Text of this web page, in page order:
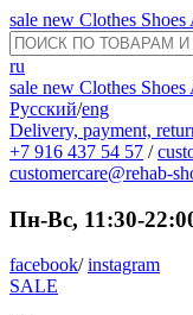
sale new Clothes Shoes
ru
sale new Clothes Shoes
Русский/eng
Delivery, payment,
+7 916 437 54 57 /
customercare@rehab-
Пн-Вс, 11:30-
facebook/instagram
SALE